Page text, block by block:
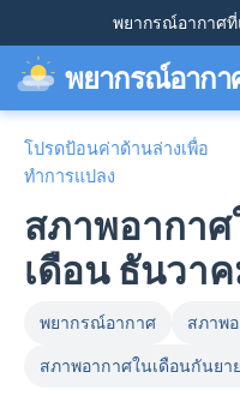
พยากรณ์อากาศ
พยากรณ์อากา
โปรดป้อนค่าด้านล่างเพื่อ
ทำการแปลง
สภาพอากาศ
เดือน ธันวา
พยากรณ์อากาศ สภาพ
สภาพอากาศในเดือนกันยา